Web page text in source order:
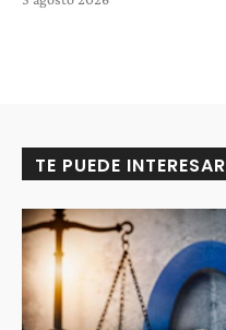
TE PUEDE INTERESAR